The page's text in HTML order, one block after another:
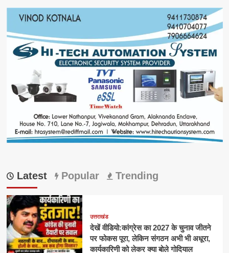
Latest Popular Trending
उत्तराखंड
देखें वीडियो:कांग्रेस का 2027 के चुनाव जीतने
पर फोकस पूरा, लेकिन संगठन अभी भी अधूरा,
कार्यकारिणी को लेकर क्या बोले गोदियाल